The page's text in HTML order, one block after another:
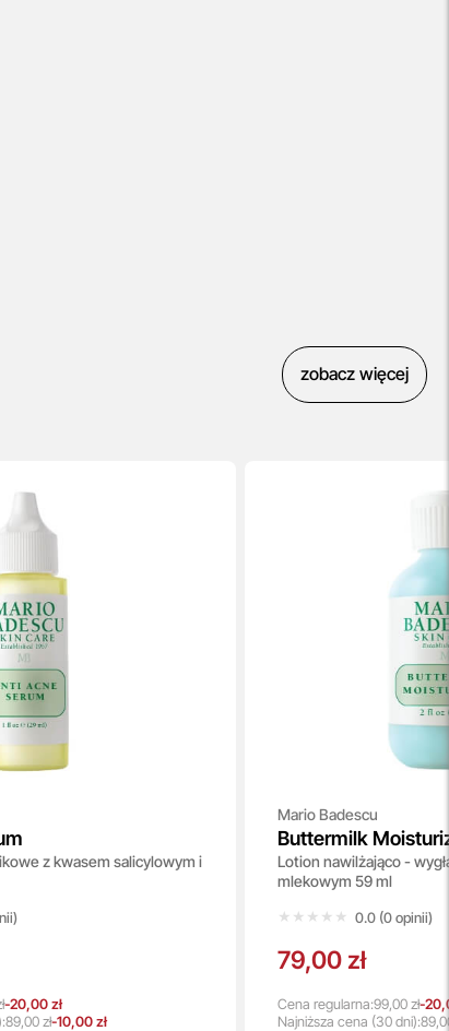
zobacz więcej
z kwasem salicylowym i
-20,00 zł
89,00 zł-10,00 zł
Mario Badescu
Buttermilk
Lotion nawilżająco -
mlekowym 59 ml
★★★★★
★★★★★ 0.0 (0 opinii)
79,00 zł
Cena regularna:99,00 zł-
Najniższa cena (30 dni):